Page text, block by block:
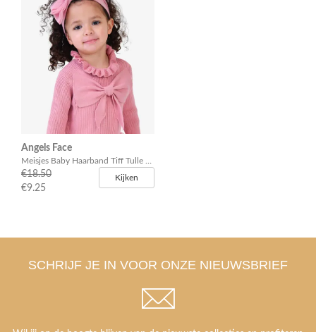
Angels Face
€18.50
€9.25
Kijken
SCHRIJF JE IN VOOR ONZE NIEUWSBRIEF